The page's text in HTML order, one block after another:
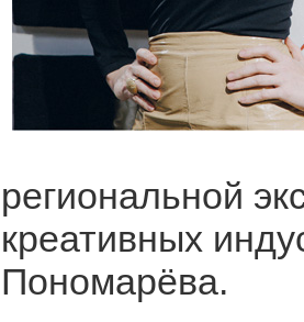
региональной
креативных
Пономарёва.